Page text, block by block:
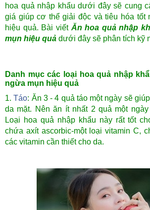
hoa quả nhập khẩu dưới đây sẽ cung
giá giúp cơ thể giải độc và tiêu hóa tốt
hiệu quả. Bài viết Ăn hoa quả nhập
mụn hiệu quả dưới đây sẽ phân tích kỹ
Danh mục các loại hoa quả nhập
ngừa mụn hiệu quả
1.Táo: Ăn 3 - 4 quả táo một ngày sẽ
da mặt. Nên ăn ít nhất 2 quả một
Loại hoa quả nhập khẩu này rất tốt
chứa axít ascorbic-một loại vitamin C,
các vitamin cần thiết cho da.